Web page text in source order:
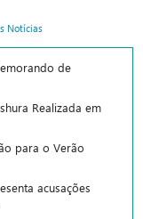
Notícias
de
Realizada em
para o Verão
acusações